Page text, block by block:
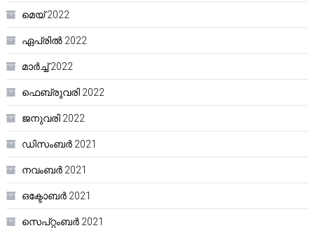
മെയ്‌ 2022
ഏപ്രിൽ 2022
മാർച്ച്‌ 2022
ഫെബ്രുവരി 2022
ജനുവരി 2022
ഡിസംബർ 2021
നവംബർ 2021
ഒക്ടോബർ 2021
സെപ്റ്റംബർ 2021